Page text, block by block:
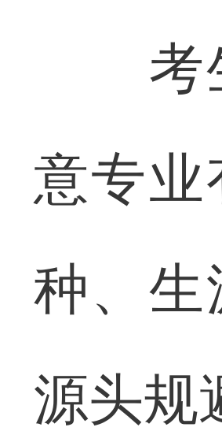
考生
意专
种、生
源头规